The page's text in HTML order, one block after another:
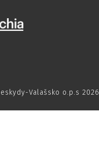
Valašsko o.p.s 2026